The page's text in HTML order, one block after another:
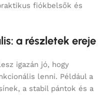
fiókbelsők és
a részletek ereje
igazán jó, hogy
lenni. Például a
a stabil pántok és a